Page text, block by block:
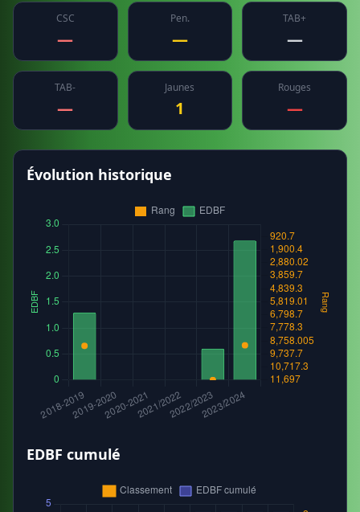
CSC
—
Pen.
—
TAB+
—
TAB-
—
Jaunes
1
Rouges
—
Évolution historique
EDBF cumulé